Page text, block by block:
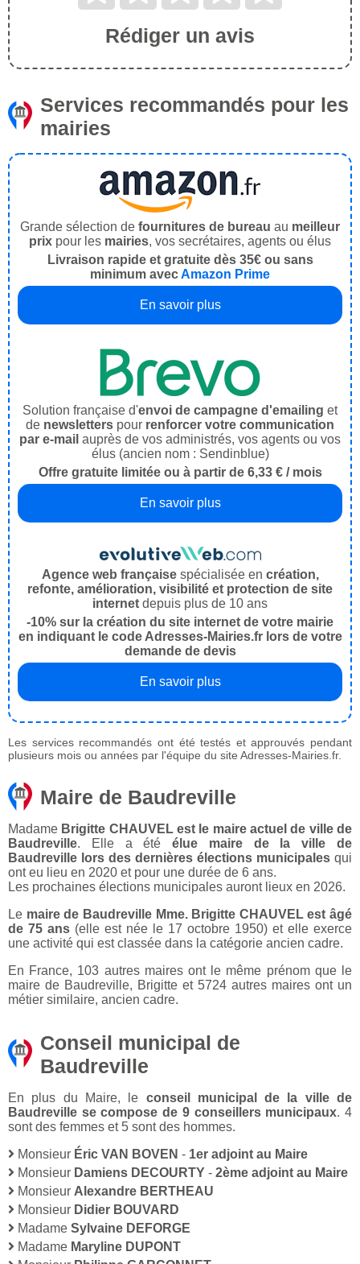
Rédiger un avis
Services recommandés pour les
mairies
Grande sélection de fournitures de bureau au meilleur
prix pour les mairies, vos secrétaires, agents ou élus
Livraison rapide et gratuite dès 35€ ou sans
minimum avecAmazon Prime
En savoir plus
Solution française d'envoi de campagne d'emailing et
de newsletters pour renforcer votre communication
par e-mail auprès de vos administrés, vos agents ou vos
élus (ancien nom : Sendinblue)
Offre gratuite limitée ou à partir de 6,33 € / mois
En savoir plus
Agence web françaisespécialisée en création,
refonte, amélioration, visibilité et protection de site
internet depuis plus de 10 ans
-10% sur la création du site internet de votre mairie
en indiquant le code Adresses-Mairies.fr lors de votre
demande de devis
En savoir plus
Les services recommandés ont été testés et approuvés pendant
plusieurs mois ou années par l'équipe du site Adresses-Mairies.fr.
Maire de Baudreville
Madame Brigitte CHAUVEL est le maire actuel de ville de
Baudreville. Elle a étéélue maire de la ville de
Baudreville lors des dernières élections municipales qui
ont eu lieu en 2020 et pour une durée de 6 ans.
Les prochaines élections municipales auront lieux en 2026.
Le maire de Baudreville Mme. Brigitte CHAUVEL est âgé
de 75 ans (elle est née le 17 octobre 1950) et elle exerce
une activité qui est classée dans la catégorie ancien cadre.
En France, 103 autres maires ont le même prénom que le
maire de Baudreville, Brigitte et 5724 autres maires ont un
métier similaire, ancien cadre.
Conseil municipal de
Baudreville
En plus du Maire, le conseil municipal de la ville de
Baudreville se compose de 9 conseillers municipaux. 4
sont des femmes et 5 sont des hommes.
Monsieur Éric VAN BOVEN - 1er adjoint au Maire
Monsieur Damiens DECOURTY - 2ème adjoint au Maire
Monsieur Alexandre BERTHEAU
Monsieur Didier BOUVARD
Madame Sylvaine DEFORGE
Madame Maryline DUPONT